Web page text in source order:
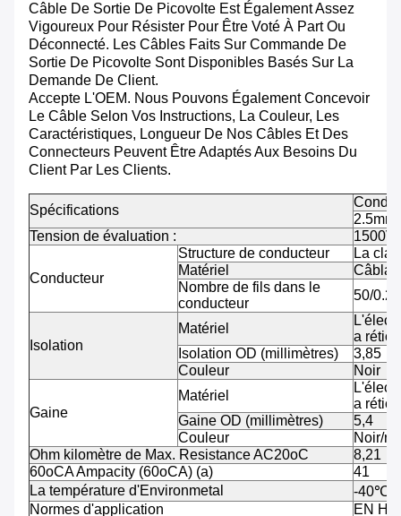
Câble De Sortie De Picovolte Est Également Assez
Vigoureux Pour Résister Pour Être Voté À Part Ou
Déconnecté. Les Câbles Faits Sur Commande De
Sortie De Picovolte Sont Disponibles Basés Sur La
Demande De Client.
Accepte L'OEM. Nous Pouvons Également Concevoir
Le Câble Selon Vos Instructions, La Couleur, Les
Caractéristiques, Longueur De Nos Câbles Et Des
Connecteurs Peuvent Être Adaptés Aux Besoins Du
Client Par Les Clients.
Spécifications
Tension de évaluation :
1500V
Conducteur
Structure de conducteur
La
Matériel
Nombre de fils dans le
conducteur
50/0.28
Isolation
Matériel
a
Isolation OD (millimètres)
3,85
Couleur
Noir
Gaine
Matériel
a
Gaine OD (millimètres)
5,4
Couleur
Noir/
Ohm kilomètre de Max. Resistance AC20oC
8,21
60oCA Ampacity (60oCA) (a)
41
La température d'Environmetal
-40
Normes d'application
EN